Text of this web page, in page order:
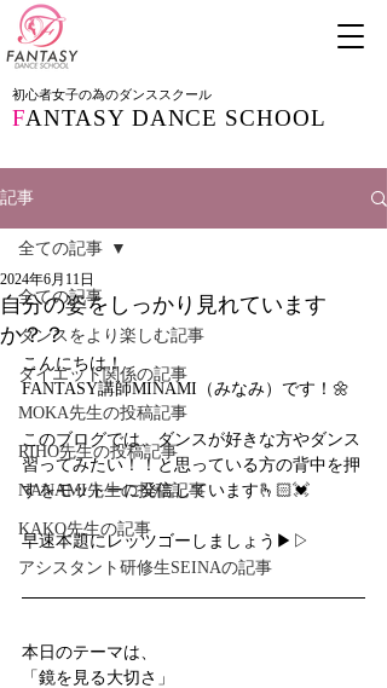
初心者女子の為のダンススクール
FANTASY DANCE SCHOOL
記事
全ての記事
ダンスをより楽しむ記事
ダイエット関係の記事
MOKA先生の投稿記事
RIHO先生の投稿記事
NANAMI先生の投稿記事
KAKO先生の記事
アシスタント研修生SEINAの記事
全ての記事
自分の姿をしっかり見れています
か？？
2024年6月11日
こんにちは！
FANTASY講師MINAMI（みなみ）です！🌼
このブログでは、ダンスが好きな方やダンス
習ってみたい！！と思っている方の背中を押
すをモットーに発信しています🫰🏻💓
早速本題にレッツゴーしましょう▶︎▷
本日のテーマは、
「鏡を見る大切さ」